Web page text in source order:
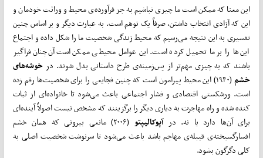
این معنا که ممکن است ما چیزی نباشیم به جز فرآورده‌ی محیط و وراثت خودمان و
این که آزادی انتخاب داشتن، صرفاً یک توهم است. به عبارت دیگر و بر اساس چنین
تفسیری به این نتیجه می­‌رسیم که محیط زندگی شخصیت ما را شکل داده و اجتماع
این‌ها را بر ما تحمیل کرده است. این عوامل محیطی ممکن است آن­‌چنان فراگیر
باشند که به چیزی مهم­‌تر از پس‌­زمینه‌ی طرح داستانی بدل شوند. در خوشه­‌های
خشم
(۱۹۴۰) این محیط پیرامون است که چنین فجایعی را برای شخصیت­‌ها رقم زده
است. ورشکستی اقتصادی و فشار اجتماعی باعث می‌شود تا خانواده‌­ای از ثبات
کنده شده و راه مهاجرت به دیاری دیگر را برگزینند که مشخص نیست اصولاً آینده­‌ای
برای آن‌­ها دارد یا نه. در آپوکالیپتو
(۲۰۰۶) مانعی بیرونی که همان خشم
افسارگسیخته‌ی قیبله‌ی مهاجم باشد باعث می­‌شود تا سرنوشت شخصیت اصلی به
کلی دگرگون بشود.